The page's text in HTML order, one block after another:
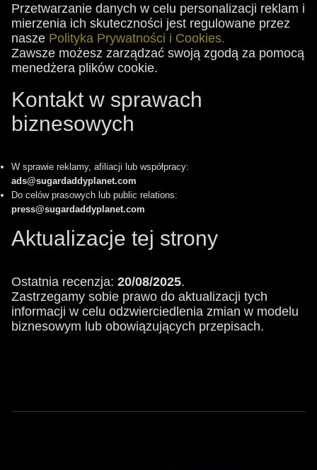
Przetwarzanie danych w celu personalizacji reklam i
mierzenia ich skuteczności jest regulowane przez
nasze Polityka Prywatności i Cookies.
Zawsze możesz zarządzać swoją zgodą za pomocą
menedżera plików cookie.
Kontakt w sprawach
biznesowych
W sprawie reklamy, afiliacji lub współpracy:
ads@sugardaddyplanet.com
Do celów prasowych lub public relations:
press@sugardaddyplanet.com
Aktualizacje tej strony
Ostatnia recenzja: 20/08/2025.
Zastrzegamy sobie prawo do aktualizacji tych
informacji w celu odzwierciedlenia zmian w modelu
biznesowym lub obowiązujących przepisach.